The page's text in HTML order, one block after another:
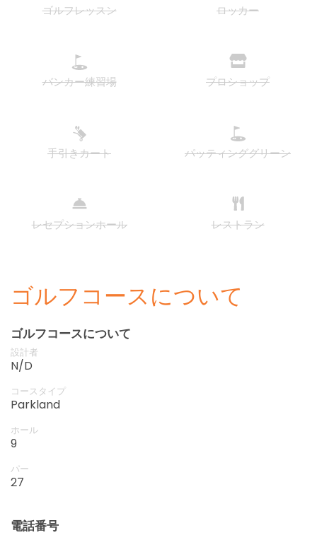
ゴルフレッスン ロッカー
バンカー練習場 プロショップ
手引きカート パッティンググリーン
レセプションホール レストラン
ゴルフコースについて
ゴルフコースについて
設計者
N/D
コースタイプ
Parkland
ホール
9
パー
27
電話番号